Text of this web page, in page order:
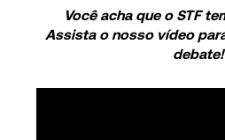
Você acha que o STF
Assista o nosso vídeo
debate!